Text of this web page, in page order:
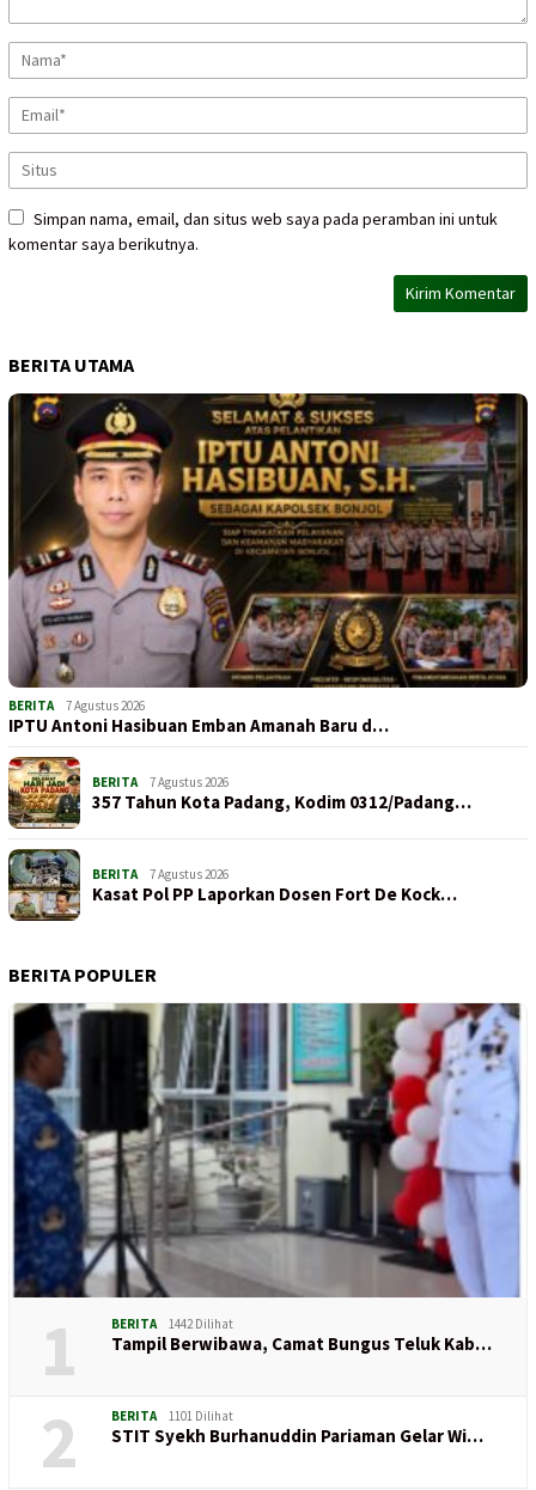
Simpan nama, email, dan situs web saya pada peramban ini untuk
komentar saya berikutnya.
BERITA UTAMA
BERITA 7 Agustus 2026
IPTU Antoni Hasibuan Emban Amanah Baru d…
BERITA 7 Agustus 2026
357 Tahun Kota Padang, Kodim 0312/Padang…
BERITA 7 Agustus 2026
Kasat Pol PP Laporkan Dosen Fort De Kock…
BERITA POPULER
1 BERITA 1442 Dilihat
Tampil Berwibawa, Camat Bungus Teluk Kab…
2 BERITA 1101 Dilihat
STIT Syekh Burhanuddin Pariaman Gelar Wi…